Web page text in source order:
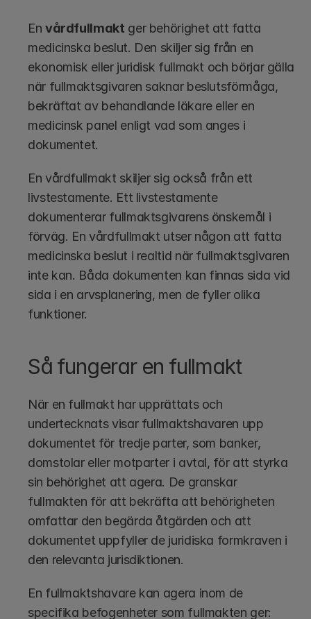
En vårdfullmakt ger behörighet att fatta
medicinska beslut. Den skiljer sig från en
ekonomisk eller juridisk fullmakt och börjar gälla
när fullmaktsgivaren saknar beslutsförmåga,
bekräftat av behandlande läkare eller en
medicinsk panel enligt vad som anges i
dokumentet.
En vårdfullmakt skiljer sig också från ett
livstestamente. Ett livstestamente
dokumenterar fullmaktsgivarens önskemål i
förväg. En vårdfullmakt utser någon att fatta
medicinska beslut i realtid när fullmaktsgivaren
inte kan. Båda dokumenten kan finnas sida vid
sida i en arvsplanering, men de fyller olika
funktioner.
Så fungerar en fullmakt
När en fullmakt har upprättats och
undertecknats visar fullmaktshavaren upp
dokumentet för tredje parter, som banker,
domstolar eller motparter i avtal, för att styrka
sin behörighet att agera. De granskar
fullmakten för att bekräfta att behörigheten
omfattar den begärda åtgärden och att
dokumentet uppfyller de juridiska formkraven i
den relevanta jurisdiktionen.
En fullmaktshavare kan agera inom de
specifika befogenheter som fullmakten ger: